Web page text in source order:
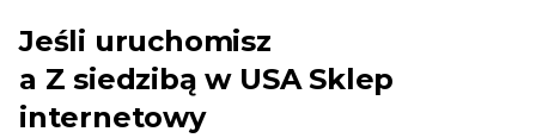
Jeśli uruchomisz
a Z siedzibą w USASklep
internetowy